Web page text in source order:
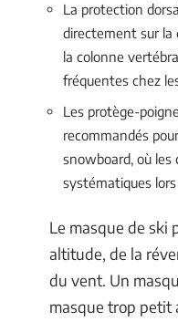
La protection
directement sur la
la colonne
fréquentes chez
Les protège-
recommandés
snowboard, où
systématiques lors
Le masque de ski
altitude, de la
du vent. Un
masque trop petit